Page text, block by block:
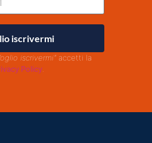
iscrivermi
iscrivermi"accetti la
Policy.